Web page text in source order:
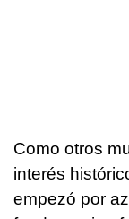
Como otros
interés
empezó por